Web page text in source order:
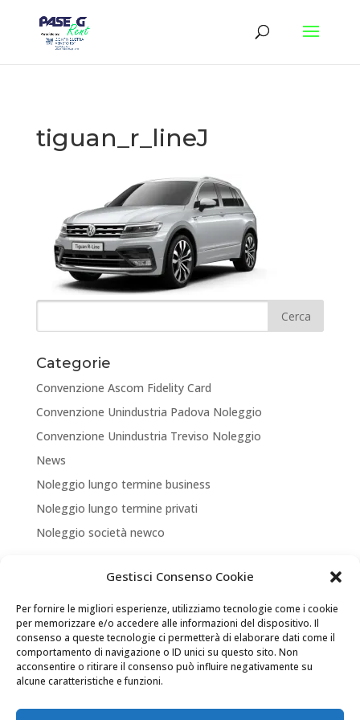
Gestisci Consenso Cookie
Per fornire le migliori esperienze, utilizziamo tecnologie come i cookie
per memorizzare e/o accedere alle informazioni del dispositivo. Il
consenso a queste tecnologie ci permetterà di elaborare dati come il
comportamento di navigazione o ID unici su questo sito. Non
acconsentire o ritirare il consenso può influire negativamente su
alcune caratteristiche e funzioni.
tiguan_r_lineJ
Categorie
Convenzione Ascom Fidelity Card
Convenzione Unindustria Padova Noleggio
Convenzione Unindustria Treviso Noleggio
News
Noleggio lungo termine business
Noleggio lungo termine privati
Noleggio società newco
Articoli recenti
ASSICURA LA TUA MOBILITA’
NEW LOCATION + NEW PARTNERSHIP
Convenzione Soci di UNINDUSTRIA PADOVA TREVISO
VENEZIA ROVIGO
Il tuo Partner per Soluzioni di Mobilità